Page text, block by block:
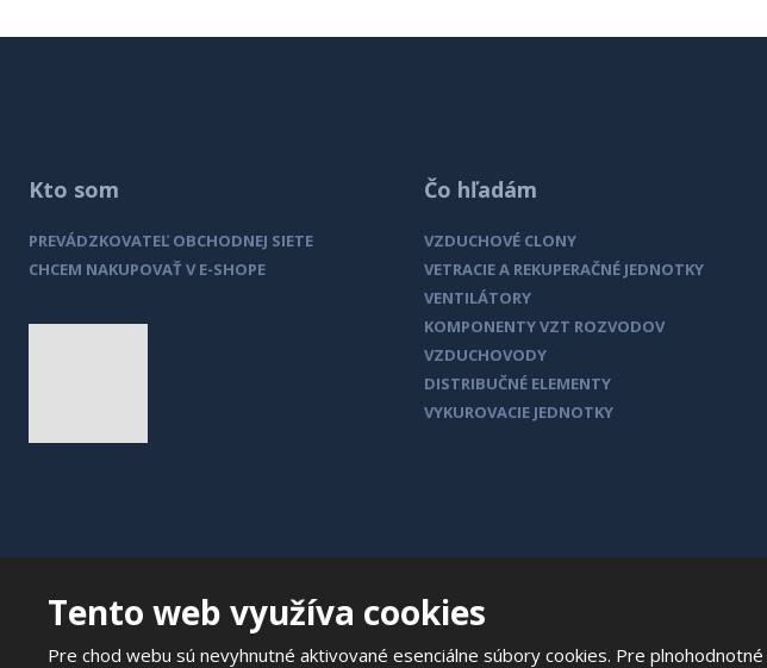
Kto som
PREVÁDZKOVATEĽ OBCHODNEJ SIETE
CHCEM NAKUPOVAŤ V E-SHOPE
Čo hľadám
VZDUCHOVÉ CLONY
VETRACIE A REKUPERAČNÉ JEDNOTKY
VENTILÁTORY
KOMPONENTY VZT ROZVODOV
VZDUCHOVODY
DISTRIBUČNÉ ELEMENTY
VYKUROVACIE JEDNOTKY
© 2026 Multi-VAC spol. s r.o. - všetky práva vyhradené
VytvorilaeBRÁNA
Tento web využíva cookies
Pre chod webu sú nevyhnutné aktivované esenciálne súbory cookies. Pre